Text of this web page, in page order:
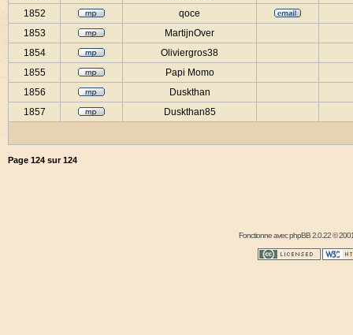
1852
qoce
1853
MartijnOver
1854
Oliviergros38
1855
Papi Momo
1856
Duskthan
1857
Duskthan85
Page 124 sur124
Fonctionne avecphpBB2.0.22 ©